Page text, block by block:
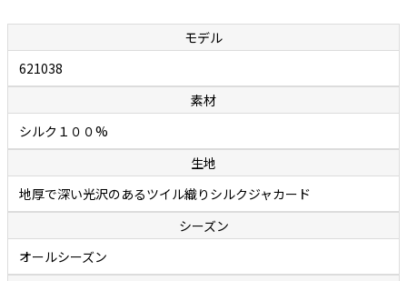
ッリのネクタイは、膨らみがあって締めやすく、やわらかいのに緩み
ません。ファッション業界関係者の間でも評判で、ネクタイはボレッ
リと決めている人が多いのが頷けます。
余談ですが、ボレッリのネクタイの締めやすさは「独特の縫製法」に
秘密があります。通常ネクタイの縫製は、ネクタイを横や斜めに置い
て縫い合わせていくのですが、ボレッリでは縦に置いて真ん中を縫い
合わせていく繊細で難しい作業を行っています。この独特の縫製法と
アイロンワークによって、膨らみがあって締めやすいネクタイが作り出
されます。
モデル
621038
素材
シルク１００%
生地
地厚で深い光沢のあるツイル織りシルクジャカード
シーズン
オールシーズン